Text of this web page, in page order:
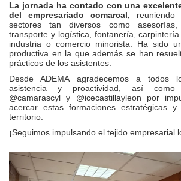
La jornada ha contado con una
del empresariado comarcal, reuniendo
sectores tan diversos como asesorías,
transporte y logística, fontanería, carpintería
industria o comercio minorista. Ha sido
productiva en la que además se han
prácticos de los asistentes.
Desde ADEMA agradecemos a todos
asistencia y proactividad, así como
@camarascyl y @icecastillayleon por
acercar estas formaciones estratégicas
territorio.
¡Seguimos impulsando el tejido empresarial